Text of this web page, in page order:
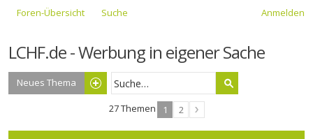
Foren-Übersicht Suche Anmelden
LCHF.de - Werbung in eigener Sache
Neues Thema
27 Themen 1 2